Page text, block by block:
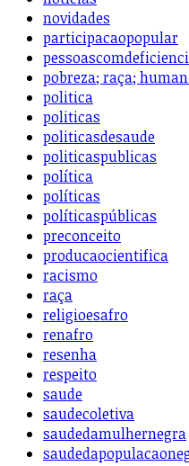
novidades
participacaopopular
pobreza; raça;
politica
politicas
politicasdesaude
politicaspublicas
política
políticas
políticaspúblicas
preconceito
producaocientifica
racismo
raça
religioesafro
renafro
resenha
respeito
saude
saudecoletiva
saudedamulhernegra